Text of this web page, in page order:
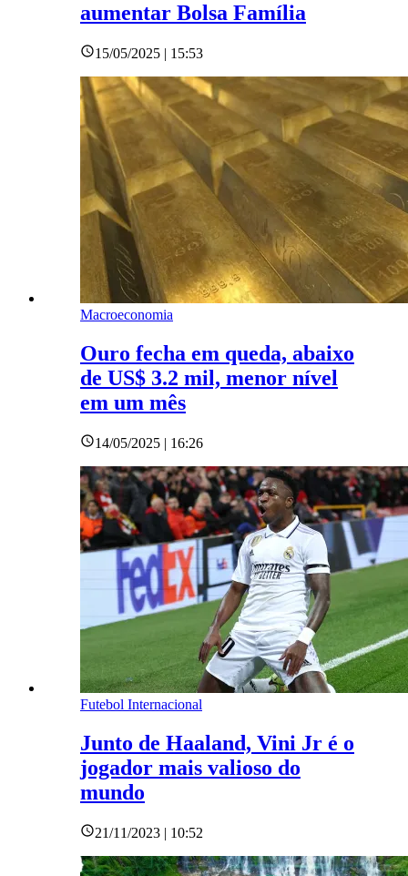
aumentar Bolsa Família
15/05/2025 | 15:53
Macroeconomia
Ouro fecha em queda, abaixo
de US$ 3.2 mil, menor nível
em um mês
14/05/2025 | 16:26
Futebol Internacional
Junto de Haaland, Vini Jr é o
jogador mais valioso do
mundo
21/11/2023 | 10:52